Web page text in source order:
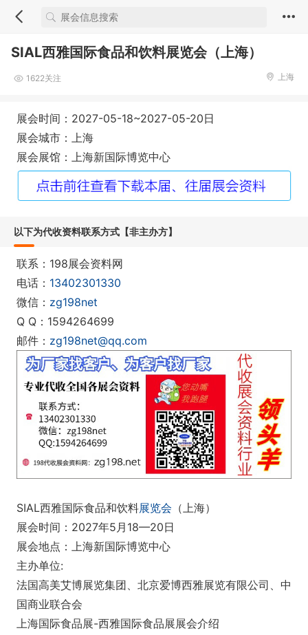
SIAL西雅国际食品和饮料展览会（上海）
1622关注 上海
展会时间：2027-05-18~2027-05-20日
展会城市：上海
展会展馆：上海新国际博览中心
以下为代收资料联系方式【非主办方】
联系：198展会资料网
电话： 13402301330
微信： zg198net
Q Q：1594264699
邮件： zg198net@qq.com
SIAL西雅国际食品和饮料展览会 （上海）
展会时间：2027年5月18—20日
展会地点：上海新国际博览中心
主办单位:
法国高美艾博展览集团、北京爱博西雅展览有限公司、中
国商业联合会
上海国际食品展-西雅国际食品展展会介绍